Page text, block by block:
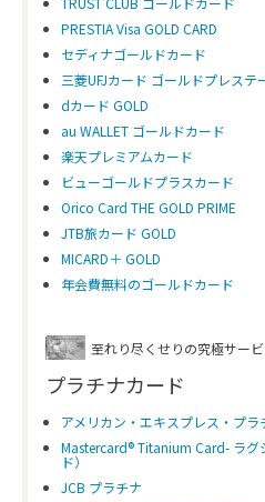
PRESTIA Visa GOLD CARD
セディナゴールドカード
三菱UFJカード ゴールドプレステ
dカード GOLD
au WALLET ゴールドカード
楽天プレミアムカード
ビューゴールドプラスカード
Orico Card THE GOLD PRIME
JTB旅カード GOLD
MICARD＋ GOLD
年会費無料のゴールドカード
至れり尽くせりの究極サービ
プラチナカード
アメリカン・エキスプレス・プラ
Mastercard® Titanium Card- ラグ
ド）
JCB プラチナ